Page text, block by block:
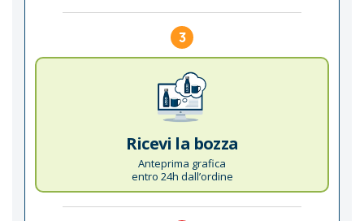
3
Ricevi la bozza
Anteprima grafica
entro 24h dall’ordine